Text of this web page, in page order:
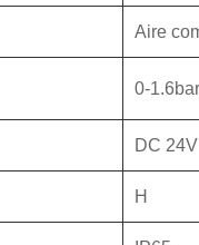
Aire
0-1.6bar
DC 24V
H